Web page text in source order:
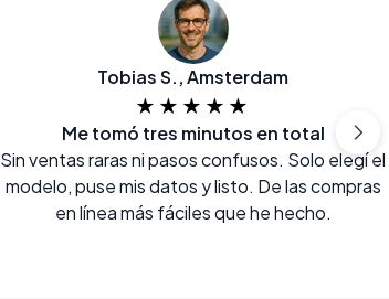
Tobias S., Amsterdam
★★★★★
Me tomó tres minutos en total
Sin ventas raras ni pasos confusos. Solo elegí el
modelo, puse mis datos y listo. De las compras
en línea más fáciles que he hecho.